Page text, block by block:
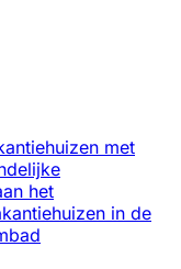
met
het
in de